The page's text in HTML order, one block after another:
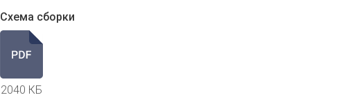
Схема сборки
2040 КБ